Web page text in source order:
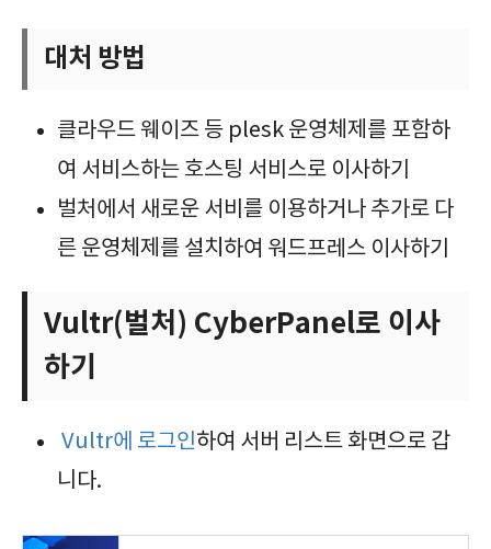
대처 방법
클라우드 웨이즈 등 plesk 운영체제를 포함하
여 서비스하는 호스팅 서비스로 이사하기
벌처에서 새로운 서비를 이용하거나 추가로 다
른 운영체제를 설치하여 워드프레스 이사하기
Vultr(벌처) CyberPanel로 이사
하기
Vultr에 로그인하여 서버 리스트 화면으로 갑
니다.